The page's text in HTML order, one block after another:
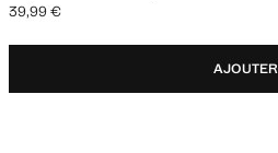
Prix actuel [39,99 € ]
39,99 €
AJOUTER